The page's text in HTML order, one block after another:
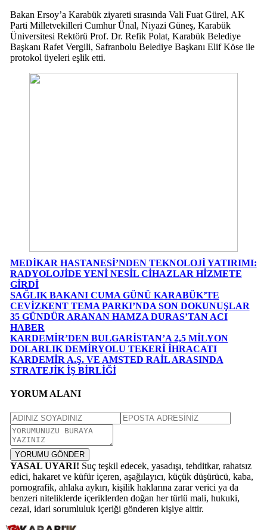
Bakan Ersoy’a Karabük ziyareti sırasında Vali Fuat Gürel, AK
Parti Milletvekilleri Cumhur Ünal, Niyazi Güneş, Karabük
Üniversitesi Rektörü Prof. Dr. Refik Polat, Karabük Belediye
Başkanı Rafet Vergili, Safranbolu Belediye Başkanı Elif Köse ile
protokol üyeleri eşlik etti.
MEDİKAR HASTANESİ’NDEN TEKNOLOJİ YATIRIMI:
RADYOLOJİDE YENİ NESİL CİHAZLAR HİZMETE
GİRDİ
SAĞLIK BAKANI CUMA GÜNÜ KARABÜK’TE
CEVİZKENT TEMA PARKI’NDA SON DOKUNUŞLAR
35 GÜNDÜR ARANAN HAMZA DURAS’TAN ACI
HABER
KARDEMİR’DEN BULGARİSTAN’A 2,5 MİLYON
DOLARLIK DEMİRYOLU TEKERİ İHRACATI
KARDEMİR A.Ş. VE AMSTED RAİL ARASINDA
STRATEJİK İŞ BİRLİĞİ
YORUM ALANI
YORUMU GÖNDER
YASAL UYARI! Suç teşkil edecek, yasadışı, tehditkar, rahatsız
edici, hakaret ve küfür içeren, aşağılayıcı, küçük düşürücü, kaba,
pornografik, ahlaka aykırı, kişilik haklarına zarar verici ya da
benzeri niteliklerde içeriklerden doğan her türlü mali, hukuki,
cezai, idari sorumluluk içeriği gönderen kişiye aittir.